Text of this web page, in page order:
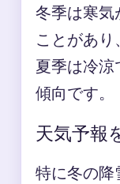
冬季は寒気
ことがあり、
夏季は冷
傾向です。
天気予報
特に冬の降